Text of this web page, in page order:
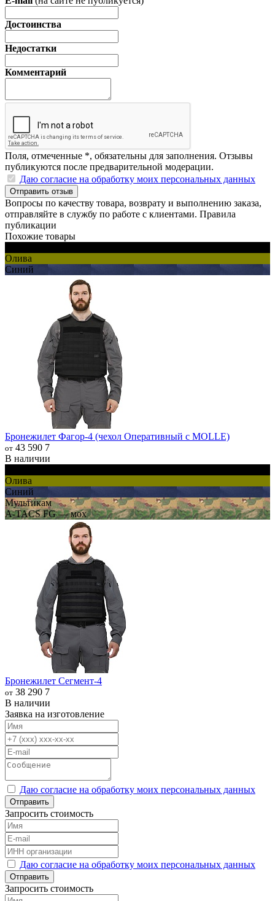
Достоинства
Недостатки
Комментарий
Поля, отмеченные *, обязательны для заполнения. Отзывы
публикуются после предварительной модерации.
Даю согласие на обработку моих персональных данных
Отправить отзыв
Вопросы по качеству товара, возврату и выполнению заказа,
отправляйте в службу по работе с клиентами. Правила
публикации
Похожие товары
Олива
Синий
Бронежилет Фагор-4 (чехол Оперативный с MOLLE)
от 43 590 7
В наличии
Олива
Синий
Мультикам
A-TACS FG — мох
Бронежилет Сегмент-4
от 38 290 7
В наличии
Заявка на изготовление
Даю согласие на обработку моих персональных данных
Отправить
Запросить стоимость
Даю согласие на обработку моих персональных данных
Отправить
Запросить стоимость